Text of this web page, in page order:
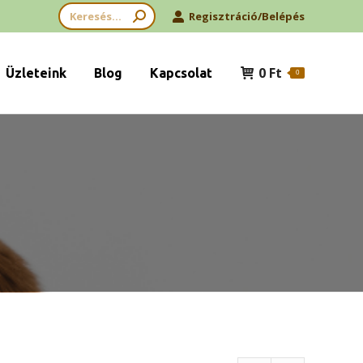
Search: Regisztráció/Belépés
Üzleteink Blog Kapcsolat 0 Ft 0